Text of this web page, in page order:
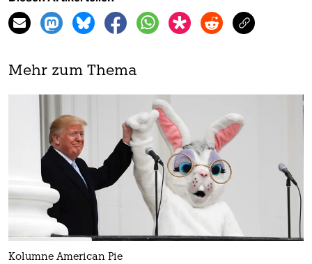
Mehr zum Thema
Kolumne American Pie